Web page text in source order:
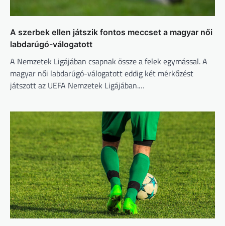
A szerbek ellen játszik fontos meccset a magyar női
labdarúgó-válogatott
A Nemzetek Ligájában csapnak össze a felek egymással. A
magyar női labdarúgó-válogatott eddig két mérkőzést
játszott az UEFA Nemzetek Ligájában.…